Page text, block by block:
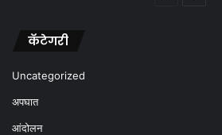
कॅटेगरी
Uncategorized
अपघात
आंदोलन